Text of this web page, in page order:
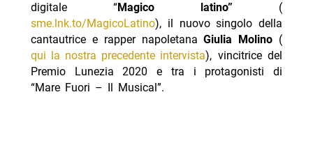
digitale “Magico latino” (
sme.lnk.to/MagicoLatino), il nuovo singolo della
cantautrice e rapper napoletanaGiulia Molino (
qui la nostra precedente intervista), vincitrice del
Premio Lunezia 2020 e tra i protagonisti di
“Mare Fuori – Il Musical”.